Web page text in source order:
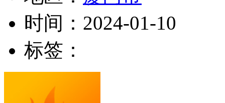
时间： 2024-01-10
标签：